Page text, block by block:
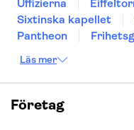
Uffizierna
Sixtinska kapellet
Pantheon
Burj Khalifa
Saltgruvan i Wieliczka
Caminito del Rey
London Dungeon
Läs mer
Företag